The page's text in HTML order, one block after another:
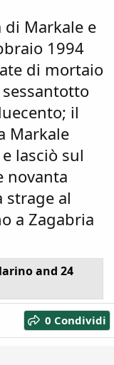
Markale e
1994
di mortaio
il
Markale
lasciò sul
novanta
al
a Zagabria
and 24
0 Condividi